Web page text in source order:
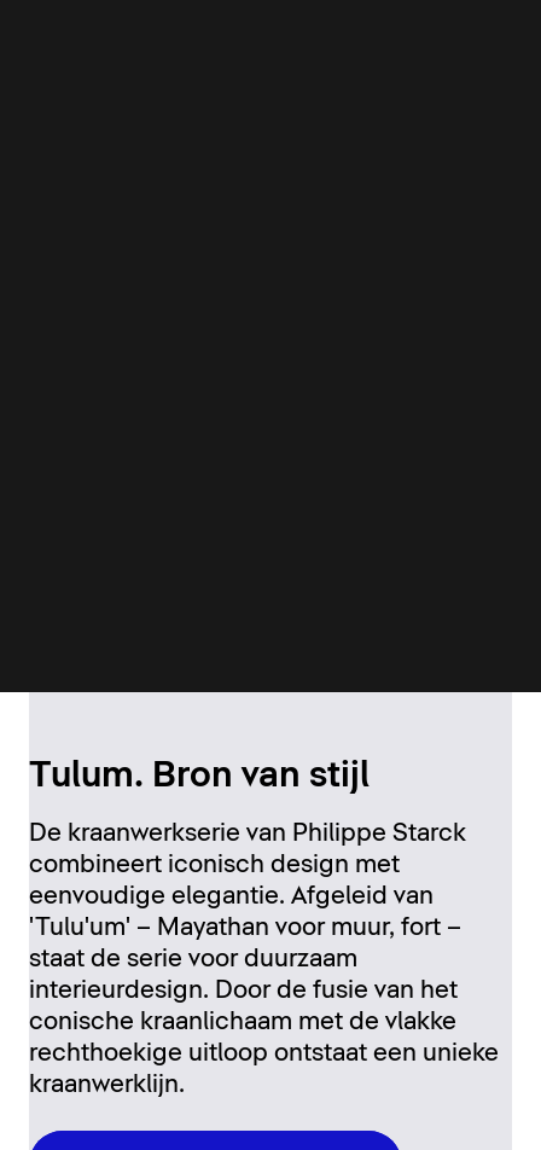
Tulum. Bron van stijl
De kraanwerkserie van Philippe Starck
combineert iconisch design met
eenvoudige elegantie. Afgeleid van
'Tulu'um' – Mayathan voor muur, fort –
staat de serie voor duurzaam
interieurdesign. Door de fusie van het
conische kraanlichaam met de vlakke
rechthoekige uitloop ontstaat een unieke
kraanwerklijn.